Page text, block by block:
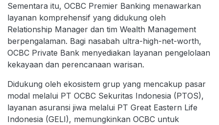
Sementara itu, OCBC Premier Banking menawarkan
layanan komprehensif yang didukung oleh
Relationship Manager dan tim Wealth Management
berpengalaman. Bagi nasabah ultra-high-net-worth,
OCBC Private Bank menyediakan layanan pengelolaan
kekayaan dan perencanaan warisan.
Didukung oleh ekosistem grup yang mencakup pasar
modal melalui PT OCBC Sekuritas Indonesia (PTOS),
layanan asuransi jiwa melalui PT Great Eastern Life
Indonesia (GELI), memungkinkan OCBC untuk